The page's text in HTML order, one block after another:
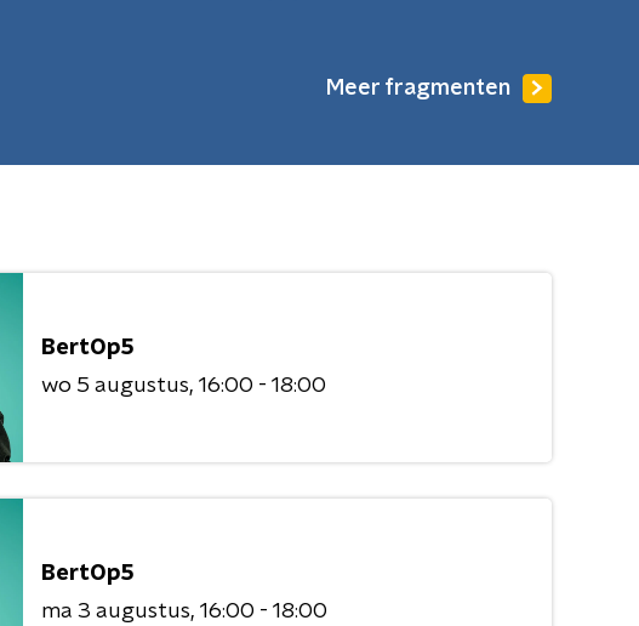
Meer fragmenten
BertOp5
wo 5 augustus 16:00 - 18:00
BertOp5
ma 3 augustus 16:00 - 18:00